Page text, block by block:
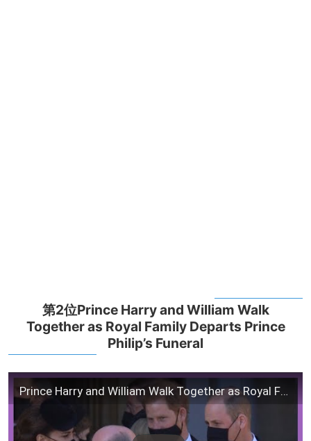
第2位Prince Harry and William Walk
Together as Royal Family Departs Prince
Philip’s Funeral
Prince Harry and William Walk Together as Royal Family Departs Prince Philip's Funeral